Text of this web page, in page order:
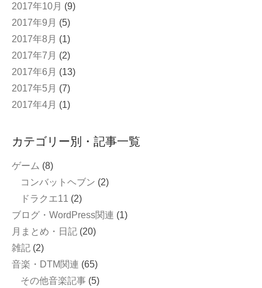
2017年10月 (9)
2017年9月 (5)
2017年8月 (1)
2017年7月 (2)
2017年6月 (13)
2017年5月 (7)
2017年4月 (1)
カテゴリー別・記事一覧
ゲーム (8)
コンバットヘブン (2)
ドラクエ11 (2)
ブログ・WordPress関連 (1)
月まとめ・日記 (20)
雑記 (2)
音楽・DTM関連 (65)
その他音楽記事 (5)